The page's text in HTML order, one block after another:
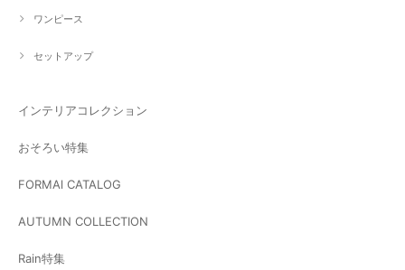
ワンピース
セットアップ
インテリアコレクション
おそろい特集
FORMAl CATALOG
AUTUMN COLLECTION
Rain特集